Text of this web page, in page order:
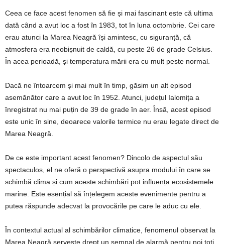
Ceea ce face acest fenomen să fie și mai fascinant este că ultima
dată când a avut loc a fost în 1983, tot în luna octombrie. Cei care
erau atunci la Marea Neagră își amintesc, cu siguranță, că
atmosfera era neobișnuit de caldă, cu peste 26 de grade Celsius.
În acea perioadă, și temperatura mării era cu mult peste normal.
Dacă ne întoarcem și mai mult în timp, găsim un alt episod
asemănător care a avut loc în 1952. Atunci, județul Ialomița a
înregistrat nu mai puțin de 39 de grade în aer. Însă, acest episod
este unic în sine, deoarece valorile termice nu erau legate direct de
Marea Neagră.
De ce este important acest fenomen? Dincolo de aspectul său
spectaculos, el ne oferă o perspectivă asupra modului în care se
schimbă clima și cum aceste schimbări pot influența ecosistemele
marine. Este esențial să înțelegem aceste evenimente pentru a
putea răspunde adecvat la provocările pe care le aduc cu ele.
În contextul actual al schimbărilor climatice, fenomenul observat la
Marea Neagră servește drept un semnal de alarmă pentru noi toți.